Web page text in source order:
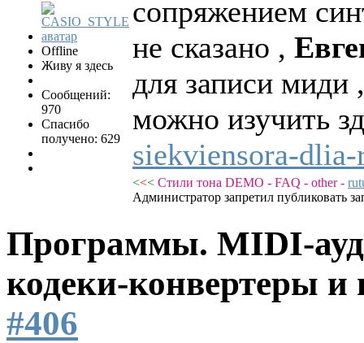
Offline
Живу я здесь
Сообщений:
970
Спасибо
получено: 629
сопряжением
не сказано ,
для записи миди
можно изучить
siekviensora-
<<< Стили тона DEMO - FAQ - other -
Администратор запретил публиковать
Программы. MIDI-
кодеки-конвертеры
#406